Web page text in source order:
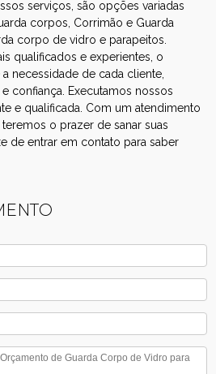
serviços, são opções variadas
corpos, Corrimão e Guarda
corpo de vidro e parapeitos.
qualificados e experientes, o
necessidade de cada cliente,
confiança. Executamos nossos
e qualificada. Com um atendimento
o prazer de sanar suas
de entrar em contato para saber